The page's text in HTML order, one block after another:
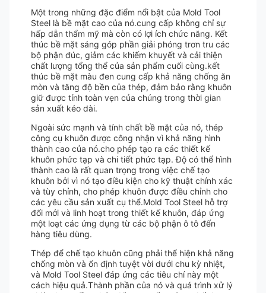
Một trong những đặc điểm nổi bật của Mold Tool
Steel là bề mặt cao của nó.cung cấp không chỉ sự
hấp dẫn thẩm mỹ mà còn có lợi ích chức năng. Kết
thúc bề mặt sáng góp phần giải phóng trơn tru các
bộ phận đúc, giảm các khiếm khuyết và cải thiện
chất lượng tổng thể của sản phẩm cuối cùng.kết
thúc bề mặt màu đen cung cấp khả năng chống ăn
mòn và tăng độ bền của thép, đảm bảo rằng khuôn
giữ được tính toàn vẹn của chúng trong thời gian
sản xuất kéo dài.
Ngoài sức mạnh và tính chất bề mặt của nó, thép
công cụ khuôn được công nhận vì khả năng hình
thành cao của nó.cho phép tạo ra các thiết kế
khuôn phức tạp và chi tiết phức tạp. Độ có thể hình
thành cao là rất quan trọng trong việc chế tạo
khuôn bởi vì nó tạo điều kiện cho kỹ thuật chính xác
và tùy chỉnh, cho phép khuôn được điều chỉnh cho
các yêu cầu sản xuất cụ thể.Mold Tool Steel hỗ trợ
đổi mới và linh hoạt trong thiết kế khuôn, đáp ứng
một loạt các ứng dụng từ các bộ phận ô tô đến
hàng tiêu dùng.
Thép để chế tạo khuôn cũng phải thể hiện khả năng
chống mòn và ổn định tuyệt vời dưới chu kỳ nhiệt,
và Mold Tool Steel đáp ứng các tiêu chí này một
cách hiệu quả.Thành phần của nó và quá trình xử lý